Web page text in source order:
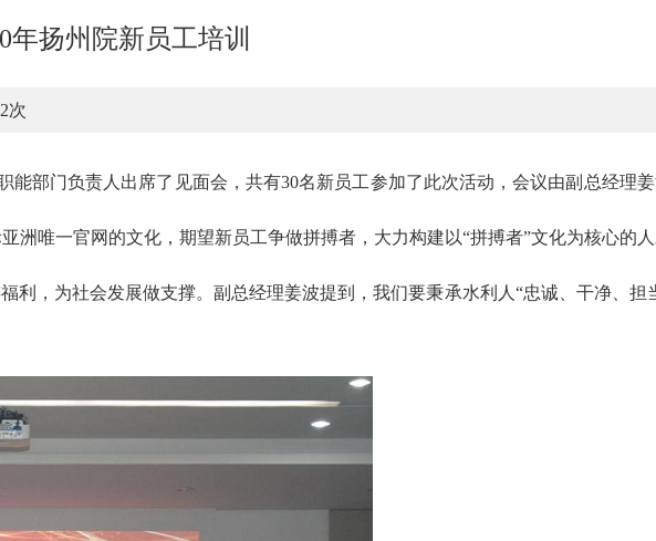
扬州院新员工培训
次
部门负责人出席了见面会，共有30名新员工参加了此次活动，会议由副总经理
唯一官网的文化，期望新员工争做拼搏者，大力构建以“拼搏者”文化为核心的
，为社会发展做支撑。副总经理姜波提到，我们要秉承水利人“忠诚、干净、担